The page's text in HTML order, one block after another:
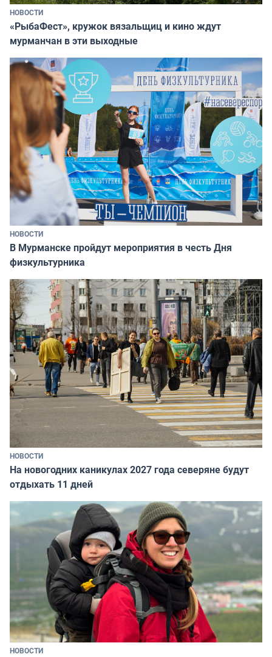
НОВОСТИ
«РыбаФест», кружок вязальщиц и кино ждут
мурманчан в эти выходные
НОВОСТИ
В Мурманске пройдут мероприятия в честь Дня
физкультурника
НОВОСТИ
На новогодних каникулах 2027 года северяне будут
отдыхать 11 дней
НОВОСТИ